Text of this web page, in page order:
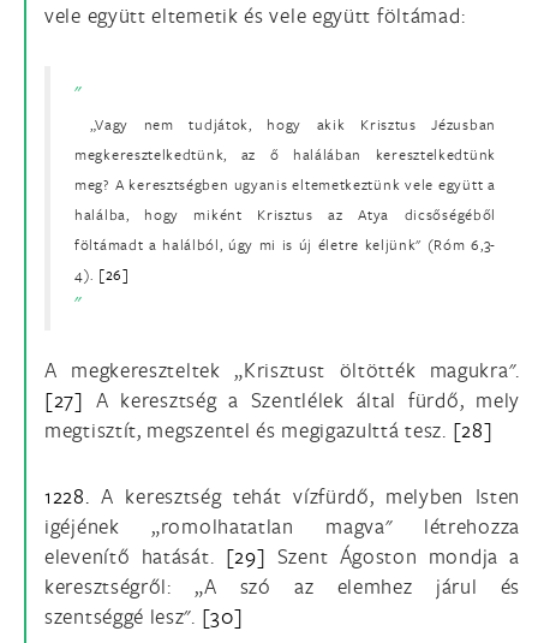
vele együtt eltemetik és vele együtt föltámad:
„Vagy nem tudjátok, hogy akik Krisztus Jézusban
megkeresztelkedtünk, az ő halálában keresztelkedtünk
meg? A keresztségben ugyanis eltemetkeztünk vele együtt a
halálba, hogy miként Krisztus az Atya dicsőségéből
föltámadt a halálból, úgy mi is új életre keljünk" (Róm 6,3-
4). [26]
A megkereszteltek „Krisztust öltötték magukra".
[27] A keresztség a Szentlélek által fürdő, mely
megtisztít, megszentel és megigazulttá tesz. [28]
1228.A keresztség tehát vízfürdő, melyben Isten
igéjének „romolhatatlan magva" létrehozza
elevenítő hatását. [29] Szent Ágoston mondja a
keresztségről: „A szó az elemhez járul és
szentséggé lesz". [30]